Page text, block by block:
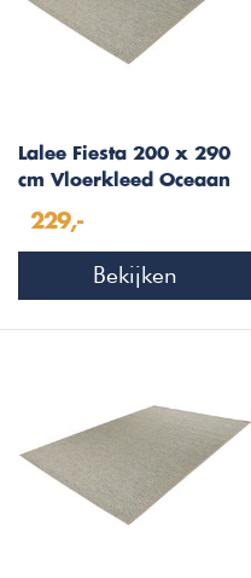
Lalee Fiesta 200 x 290
cm Vloerkleed Oceaan
229,-
Bekijken